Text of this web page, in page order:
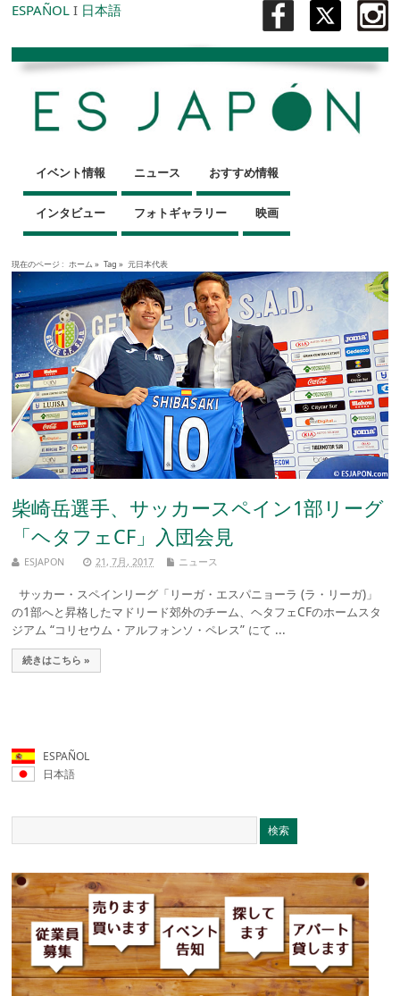
ESPAÑOL I 日本語
イベント情報 ニュース おすすめ情報
インタビュー フォトギャラリー 映画
現在のページ : ホーム » Tag » 元日本代表
柴崎岳選手、サッカースペイン1部リーグ
「ヘタフェCF」入団会見
ESJAPON 21, 7月, 2017 ニュース
サッカー・スペインリーグ「リーガ・エスパニョーラ (ラ・リーガ)」
の1部へと昇格したマドリード郊外のチーム、ヘタフェCFのホームスタ
ジアム “コリセウム・アルフォンソ・ペレス” にて ...
続きはこちら »
ESPAÑOL
日本語